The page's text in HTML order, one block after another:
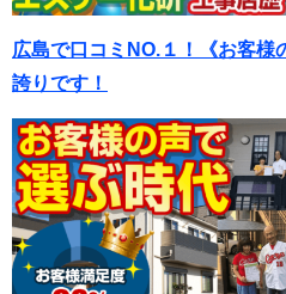
広島で口コミNO.１！《お客様
誇りです！